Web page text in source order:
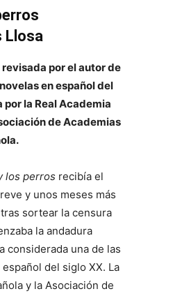
Llosa
por el autor de
en español del
por la Real Academia
de Academias
los perros recibía el
y unos meses más
sortear la censura
la andadura
considerada una de las
del siglo XX. La
y la Asociación de